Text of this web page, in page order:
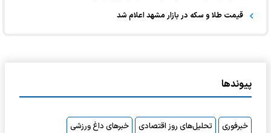
قیمت طلا و سکه در بازار مشهد اعلام شد
پیوندها
خبرفوری تحلیل‌های روز اقتصادی
خبرهای داغ ورزشی